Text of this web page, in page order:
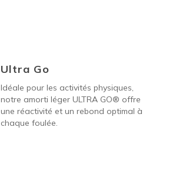
Ultra Go
Idéale pour les activités physiques,
notre amorti léger ULTRA GO® offre
une réactivité et un rebond optimal à
chaque foulée.